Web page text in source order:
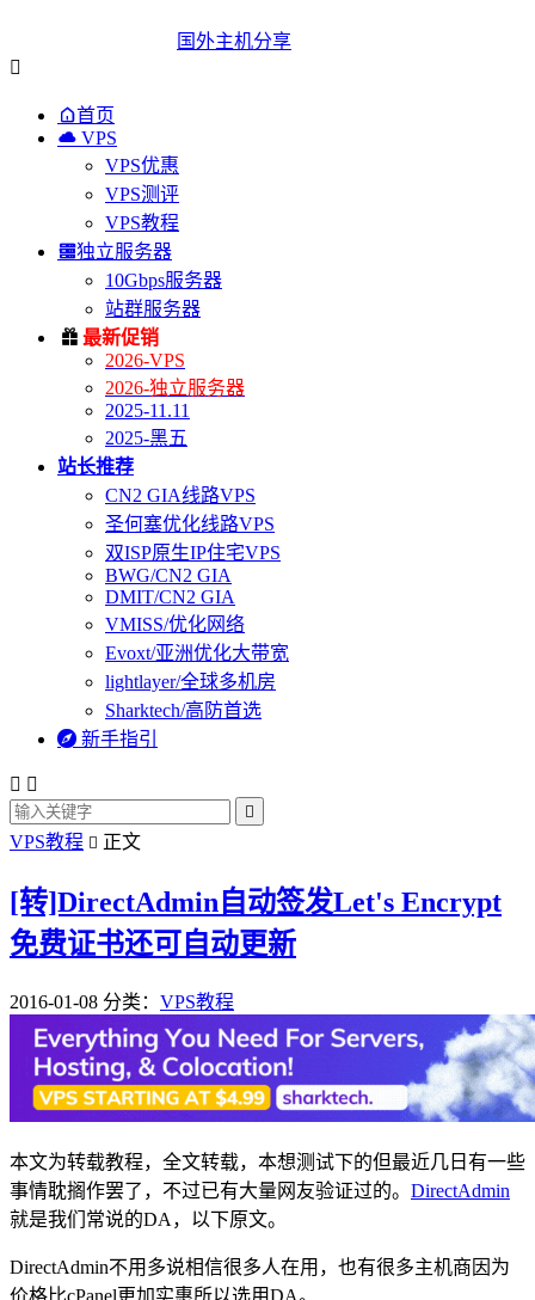
国外主机分享

首页
 VPS
VPS优惠
VPS测评
VPS教程
独立服务器
10Gbps服务器
站群服务器
 最新促销
2026-VPS
2026-独立服务器
2025-11.11
2025-黑五
站长推荐
CN2 GIA线路VPS
圣何塞优化线路VPS
双ISP原生IP住宅VPS
BWG/CN2 GIA
DMIT/CN2 GIA
VMISS/优化网络
Evoxt/亚洲优化大带宽
lightlayer/全球多机房
Sharktech/高防首选
 新手指引
 

VPS教程  正文
[转]DirectAdmin自动签发Let's Encrypt
免费证书还可自动更新
2016-01-08 分类： VPS教程
本文为转载教程，全文转载，本想测试下的但最近几日有一些
事情耽搁作罢了，不过已有大量网友验证过的。 DirectAdmin
就是我们常说的DA，以下原文。
DirectAdmin不用多说相信很多人在用，也有很多主机商因为
价格比cPanel更加实惠所以选用DA。